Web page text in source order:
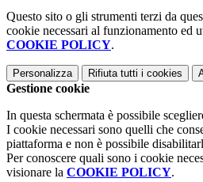
Questo sito o gli strumenti terzi da
cookie necessari al funzionamento ed
COOKIE POLICY.
Personalizza Rifiuta tutti i cookies
Gestione cookie
In questa schermata è possibile
I cookie necessari sono quelli che
piattaforma e non è possibile
Per conoscere quali sono i cookie
visionare la COOKIE POLICY.